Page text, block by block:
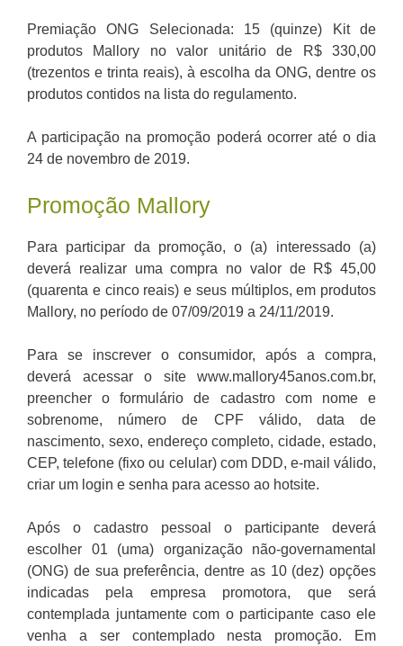
Premiação ONG Selecionada: 15 (quinze) Kit de
produtos Mallory no valor unitário de R$ 330,00
(trezentos e trinta reais), à escolha da ONG, dentre os
produtos contidos na lista do regulamento.
A participação na promoção poderá ocorrer até o dia
24 de novembro de 2019.
Promoção Mallory
Para participar da promoção, o (a) interessado (a)
deverá realizar uma compra no valor de R$ 45,00
(quarenta e cinco reais) e seus múltiplos, em produtos
Mallory, no período de 07/09/2019 a 24/11/2019.
Para se inscrever o consumidor, após a compra,
deverá acessar o site www.mallory45anos.com.br,
preencher o formulário de cadastro com nome e
sobrenome, número de CPF válido, data de
nascimento, sexo, endereço completo, cidade, estado,
CEP, telefone (fixo ou celular) com DDD, e-mail válido,
criar um login e senha para acesso ao hotsite.
Após o cadastro pessoal o participante deverá
escolher 01 (uma) organização não-governamental
(ONG) de sua preferência, dentre as 10 (dez) opções
indicadas pela empresa promotora, que será
contemplada juntamente com o participante caso ele
venha a ser contemplado nesta promoção. Em